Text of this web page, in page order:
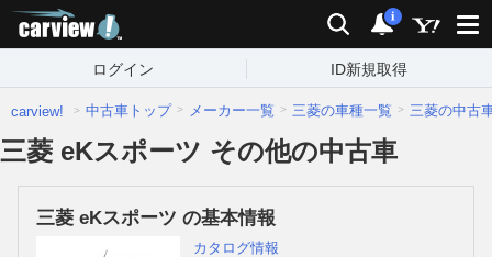
検索 通知
i
ログイン ID新規取得
carview! 中古車トップ メーカー一覧 三菱の車種一覧 三菱の中古
三菱 eKスポーツ その他の中古車
三菱 eKスポーツ の基本情報
カタログ情報